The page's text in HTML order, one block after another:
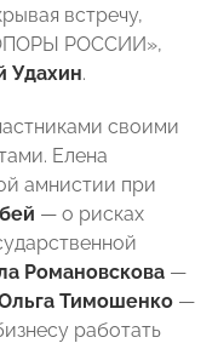
встречу,
РОССИИ»,
Удахин.
своими
Елена
амнистии при
— о рисках
Романовскова —
Тимошенко —
работать